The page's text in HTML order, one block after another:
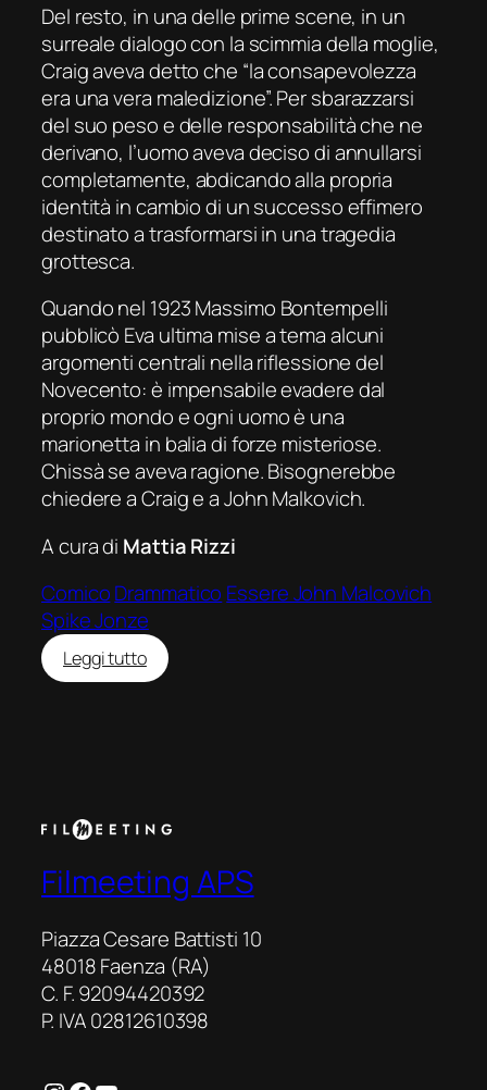
Del resto, in una delle prime scene, in un
surreale dialogo con la scimmia della moglie,
Craig aveva detto che “la consapevolezza
era una vera maledizione”. Per sbarazzarsi
del suo peso e delle responsabilità che ne
derivano, l’uomo aveva deciso di annullarsi
completamente, abdicando alla propria
identità in cambio di un successo effimero
destinato a trasformarsi in una tragedia
grottesca.
Quando nel 1923 Massimo Bontempelli
pubblicò Eva ultima mise a tema alcuni
argomenti centrali nella riflessione del
Novecento: è impensabile evadere dal
proprio mondo e ogni uomo è una
marionetta in balia di forze misteriose.
Chissà se aveva ragione. Bisognerebbe
chiedere a Craig e a John Malkovich.
A cura di Mattia Rizzi
ComicoDrammatico Essere John Malcovich
Spike Jonze
Leggi tutto:
Essere
Filmeeting APS
Piazza Cesare Battisti 10
48018 Faenza (RA)
C. F. 92094420392
P. IVA 02812610398